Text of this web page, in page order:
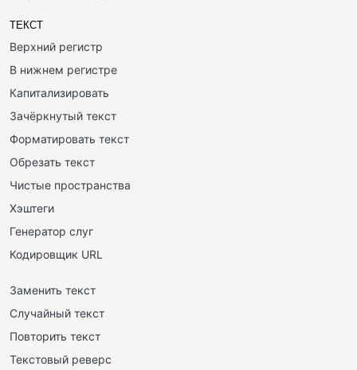
ТЕКСТ
Верхний регистр
В нижнем регистре
Капитализировать
Зачёркнутый текст
Форматировать текст
Обрезать текст
Чистые пространства
Хэштеги
Генератор слуг
Кодировщик URL
Заменить текст
Случайный текст
Повторить текст
Текстовый реверс